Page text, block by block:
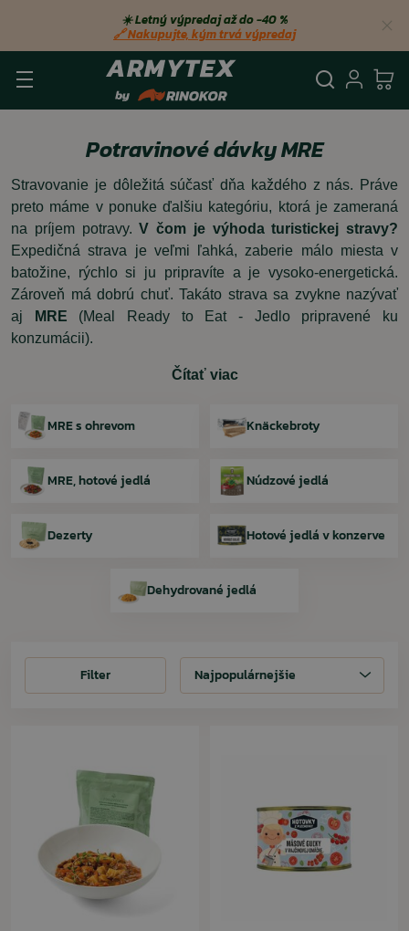
☀️ Letný výpredaj až do −40 %
🔗 Nakupujte, kým trvá výpredaj
Potravinové dávky MRE
Stravovanie je dôležitá súčasť dňa každého z nás. Práve
preto máme v ponuke ďalšiu kategóriu, ktorá je zameraná
na príjem potravy.V čom je výhoda turistickej stravy?
Expedičná strava je veľmi ľahká, zaberie málo miesta v
batožine, rýchlo si ju pripravíte a je vysoko-energetická.
Zároveň má dobrú chuť. Takáto strava sa zvykne nazývať
aj
MRE (Meal Ready to Eat - Jedlo pripravené ku
konzumácii).
Čítať viac
MRE s ohrevom Knäckebroty
MRE, hotové jedlá Núdzové jedlá
Dezerty Hotové jedlá v konzerve
Dehydrované jedlá
FilterFilter Najpopulárnejšie